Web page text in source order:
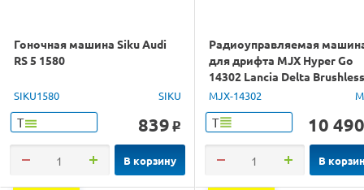
Гоночная машина Siku Audi
RS 5 1580
SIKU1580 SIKU
Т 839 o
В корзину
Радиоуправляемая
для дрифта MJX Hyper Go
14302 Lancia Delta Brushless
4WD 2.4G LED 1/14 RTR
MJX-14302
Т 10 490
В